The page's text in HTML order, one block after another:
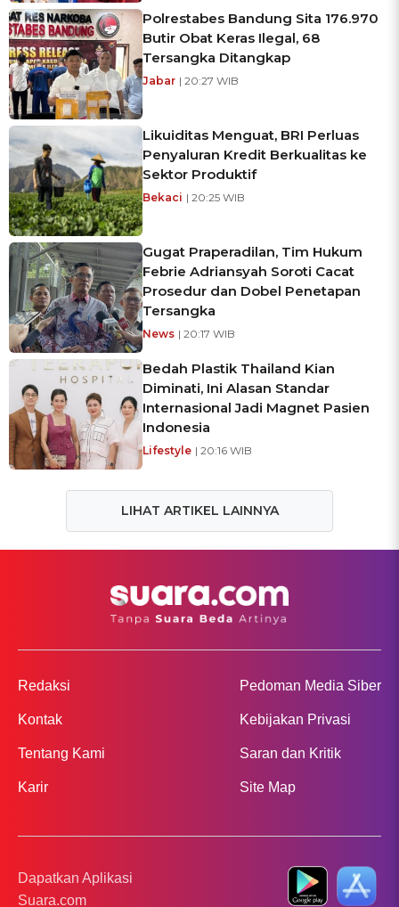
Polrestabes Bandung Sita 176.970
Butir Obat Keras Ilegal, 68
Tersangka Ditangkap
Jabar | 20:27 WIB
Likuiditas Menguat, BRI Perluas
Penyaluran Kredit Berkualitas ke
Sektor Produktif
Bekaci | 20:25 WIB
Gugat Praperadilan, Tim Hukum
Febrie Adriansyah Soroti Cacat
Prosedur dan Dobel Penetapan
Tersangka
News | 20:17 WIB
Bedah Plastik Thailand Kian
Diminati, Ini Alasan Standar
Internasional Jadi Magnet Pasien
Indonesia
Lifestyle | 20:16 WIB
LIHAT ARTIKEL LAINNYA
Redaksi
Kontak
Tentang Kami
Karir
Pedoman Media Siber
Kebijakan Privasi
Saran dan Kritik
Site Map
Dapatkan Aplikasi
Suara.com